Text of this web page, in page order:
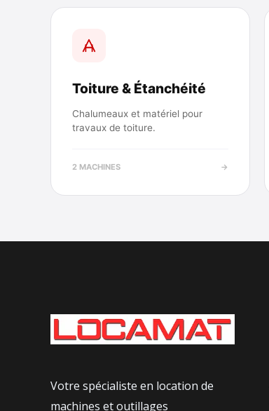
Toiture & Étanchéité
Chalumeaux et matériel pour
travaux de toiture.
2 MACHINES →
Votre spécialiste en location de
machines et outillages